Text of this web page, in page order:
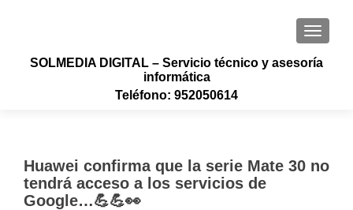
SOLMEDIA DIGITAL – Servicio técnico y asesoría
informática
Teléfono: 952050614
Huawei confirma que la serie Mate 30 no
tendrá acceso a los servicios de
Google…💪💪👀